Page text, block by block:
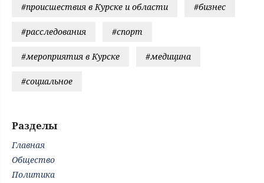
#происшествия в Курске и области #бизнес
#расследования #спорт
#мероприятия в Курске #медицина
#социальное
Разделы
Главная
Общество
Политика